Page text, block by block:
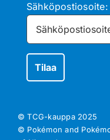
Sähköpostiosoite:
© TCG-kauppa 2025
© Pokémon and